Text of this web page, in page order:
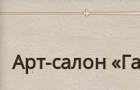
Арт-салон